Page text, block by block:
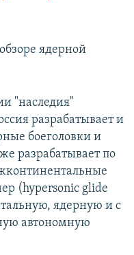
ядерной
"наследия"
разрабатывает и
боеголовки и
разрабатывает по
(hypersonic glide
ядерную и с
автономную